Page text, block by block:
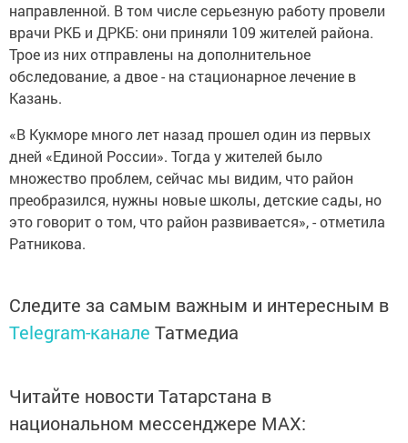
направленной. В том числе серьезную работу провели
врачи РКБ и ДРКБ: они приняли 109 жителей района.
Трое из них отправлены на дополнительное
обследование, а двое - на стационарное лечение в
Казань.
«В Кукморе много лет назад прошел один из первых
дней «Единой России». Тогда у жителей было
множество проблем, сейчас мы видим, что район
преобразился, нужны новые школы, детские сады, но
это говорит о том, что район развивается», - отметила
Ратникова.
Следите за самым важным и интересным в
Telegram-канале Татмедиа
Читайте новости Татарстана в
национальном мессенджере MАХ: